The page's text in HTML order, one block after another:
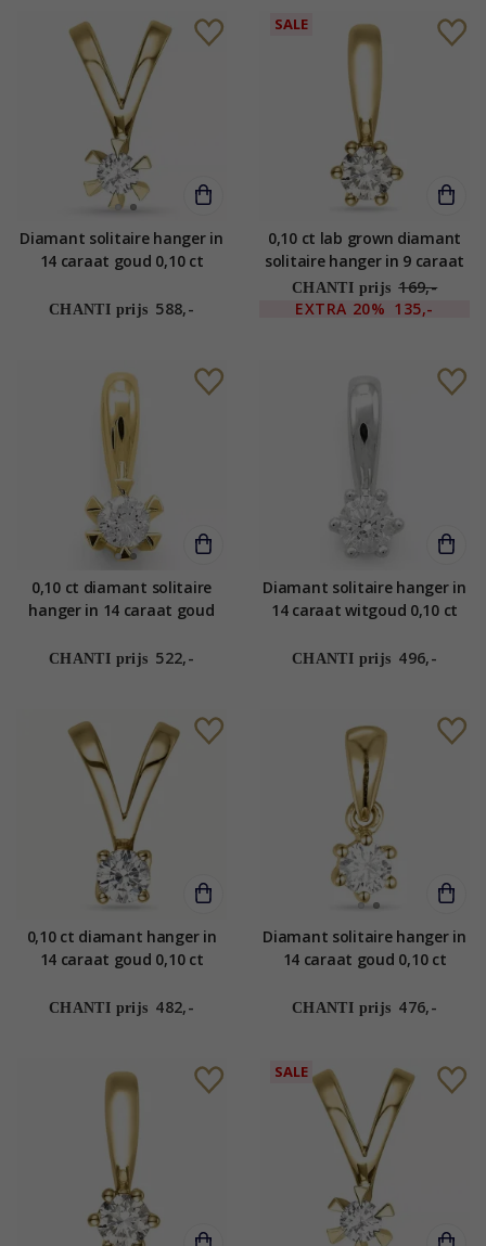
Diamant solitaire hanger in
14 caraat goud 0,10 ct
CHANTI prijs 588,-
SALE
0,10 ct lab grown diamant
solitaire hanger in 9 caraat
goud 0,10 ct
CHANTI prijs 169,-
EXTRA 20% 135,-
0,10 ct diamant solitaire
hanger in 14 caraat goud
CHANTI prijs 522,-
Diamant solitaire hanger in
14 caraat witgoud 0,10 ct
CHANTI prijs 496,-
0,10 ct diamant hanger in
14 caraat goud 0,10 ct
CHANTI prijs 482,-
Diamant solitaire hanger in
14 caraat goud 0,10 ct
CHANTI prijs 476,-
SALE